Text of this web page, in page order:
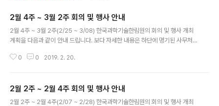
2월 4주 ~ 3월 2주 회의 및 행사 안내
2월 4주 ~ 3월 2주(2/25 ~ 3/08) 한국과학기술한림원의 회의 및 행사 개최
계획을 다음과 같이 안내 드립니다. 보다 자세한 내용은 하단에 명기된 사무처
일 시: 2019. 2. 28.(목) 11:00 - 장 소: 한림원회관 ※ 경영지원실 031-710-
heranostics ※ 국제협력실 031-710-4611
0 0 2019. 2. 20.
2월 2주 ~ 2월 4주 회의 및 행사 안내
2월 2주 ~ 2월 4주(2/07 ~ 2/28) 한국과학기술한림원의 회의 및 행사 개최